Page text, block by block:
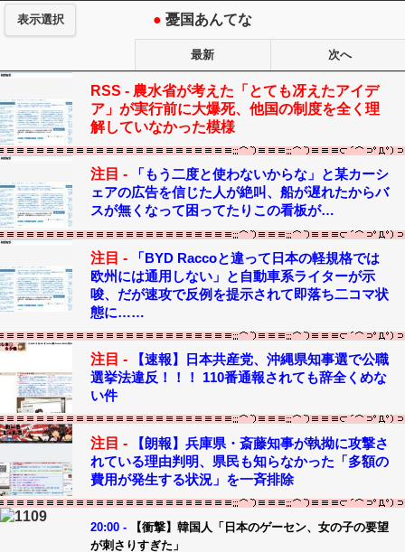
表示選択 ● 憂国あんてな
最新 次へ
RSS - 農水省が考えた「とても冴えたアイデ
ア」が実行前に大爆死、他国の制度を全く理
解していなかった模様
注目 -
「もう二度と使わないからな」と某カーシ
ェアの広告を信じた人が絶叫、船が遅れたからバ
スが無くなって困ってたりこの看板が…
注目 -
「BYD Raccoと違って日本の軽規格では
欧州には通用しない」と自動車系ライターが示
唆、だが速攻で反例を提示されて即落ち二コマ状
態に……
注目 -
【速報】日本共産党、沖縄県知事選で公職
選挙法違反！！！ 110番通報されても辞全くめな
い件
注目 -
【朗報】兵庫県・斎藤知事が執拗に攻撃さ
れている理由判明、県民も知らなかった「多額の
費用が発生する状況」を一斉排除
20:00 -
【衝撃】韓国人「日本のゲーセン、女の子の要望
が刺さりすぎた」